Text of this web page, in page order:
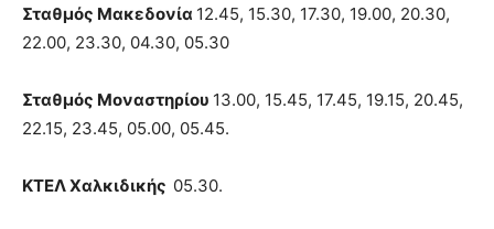
Σταθμός Μακεδονία 12.45, 15.30, 17.30, 19.00, 20.30,
22.00, 23.30, 04.30, 05.30
Σταθμός Μοναστηρίου 13.00, 15.45, 17.45, 19.15, 20.45,
22.15, 23.45, 05.00, 05.45.
ΚΤΕΛ Χαλκιδικής 05.30.